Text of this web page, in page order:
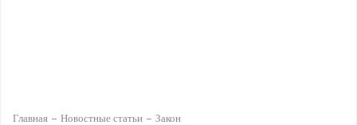
Главная Новостные статьи Закон